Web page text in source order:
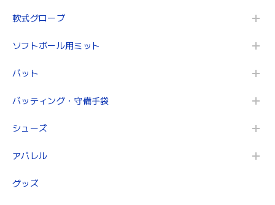
軟式グローブ
ソフトボール用ミット
バット
バッティング・守備手袋
シューズ
アパレル
グッズ